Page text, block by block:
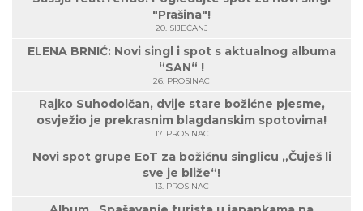
"Prašina"!
20. SIJEČANJ
ELENA BRNIĆ: Novi singl i spot s aktualnog albuma
“SAN“ !
26. PROSINAC
Rajko Suhodolčan, dvije stare božićne pjesme,
osvježio je prekrasnim blagdanskim spotovima!
17. PROSINAC
Novi spot grupe EoT za božićnu singlicu „Čuješ li
sve je bliže“!
13. PROSINAC